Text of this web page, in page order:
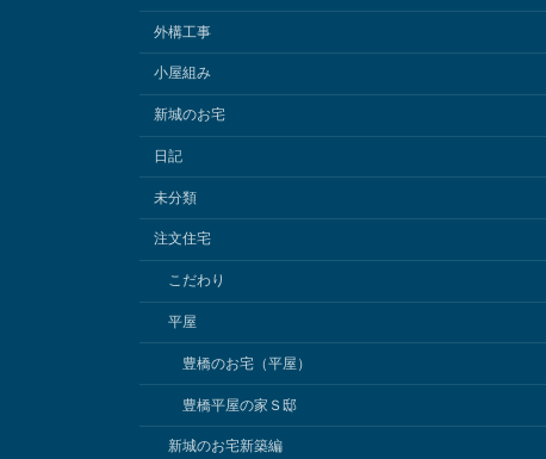
外構工事
小屋組み
新城のお宅
日記
未分類
注文住宅
こだわり
平屋
豊橋のお宅（平屋）
豊橋平屋の家Ｓ邸
新城のお宅新築編